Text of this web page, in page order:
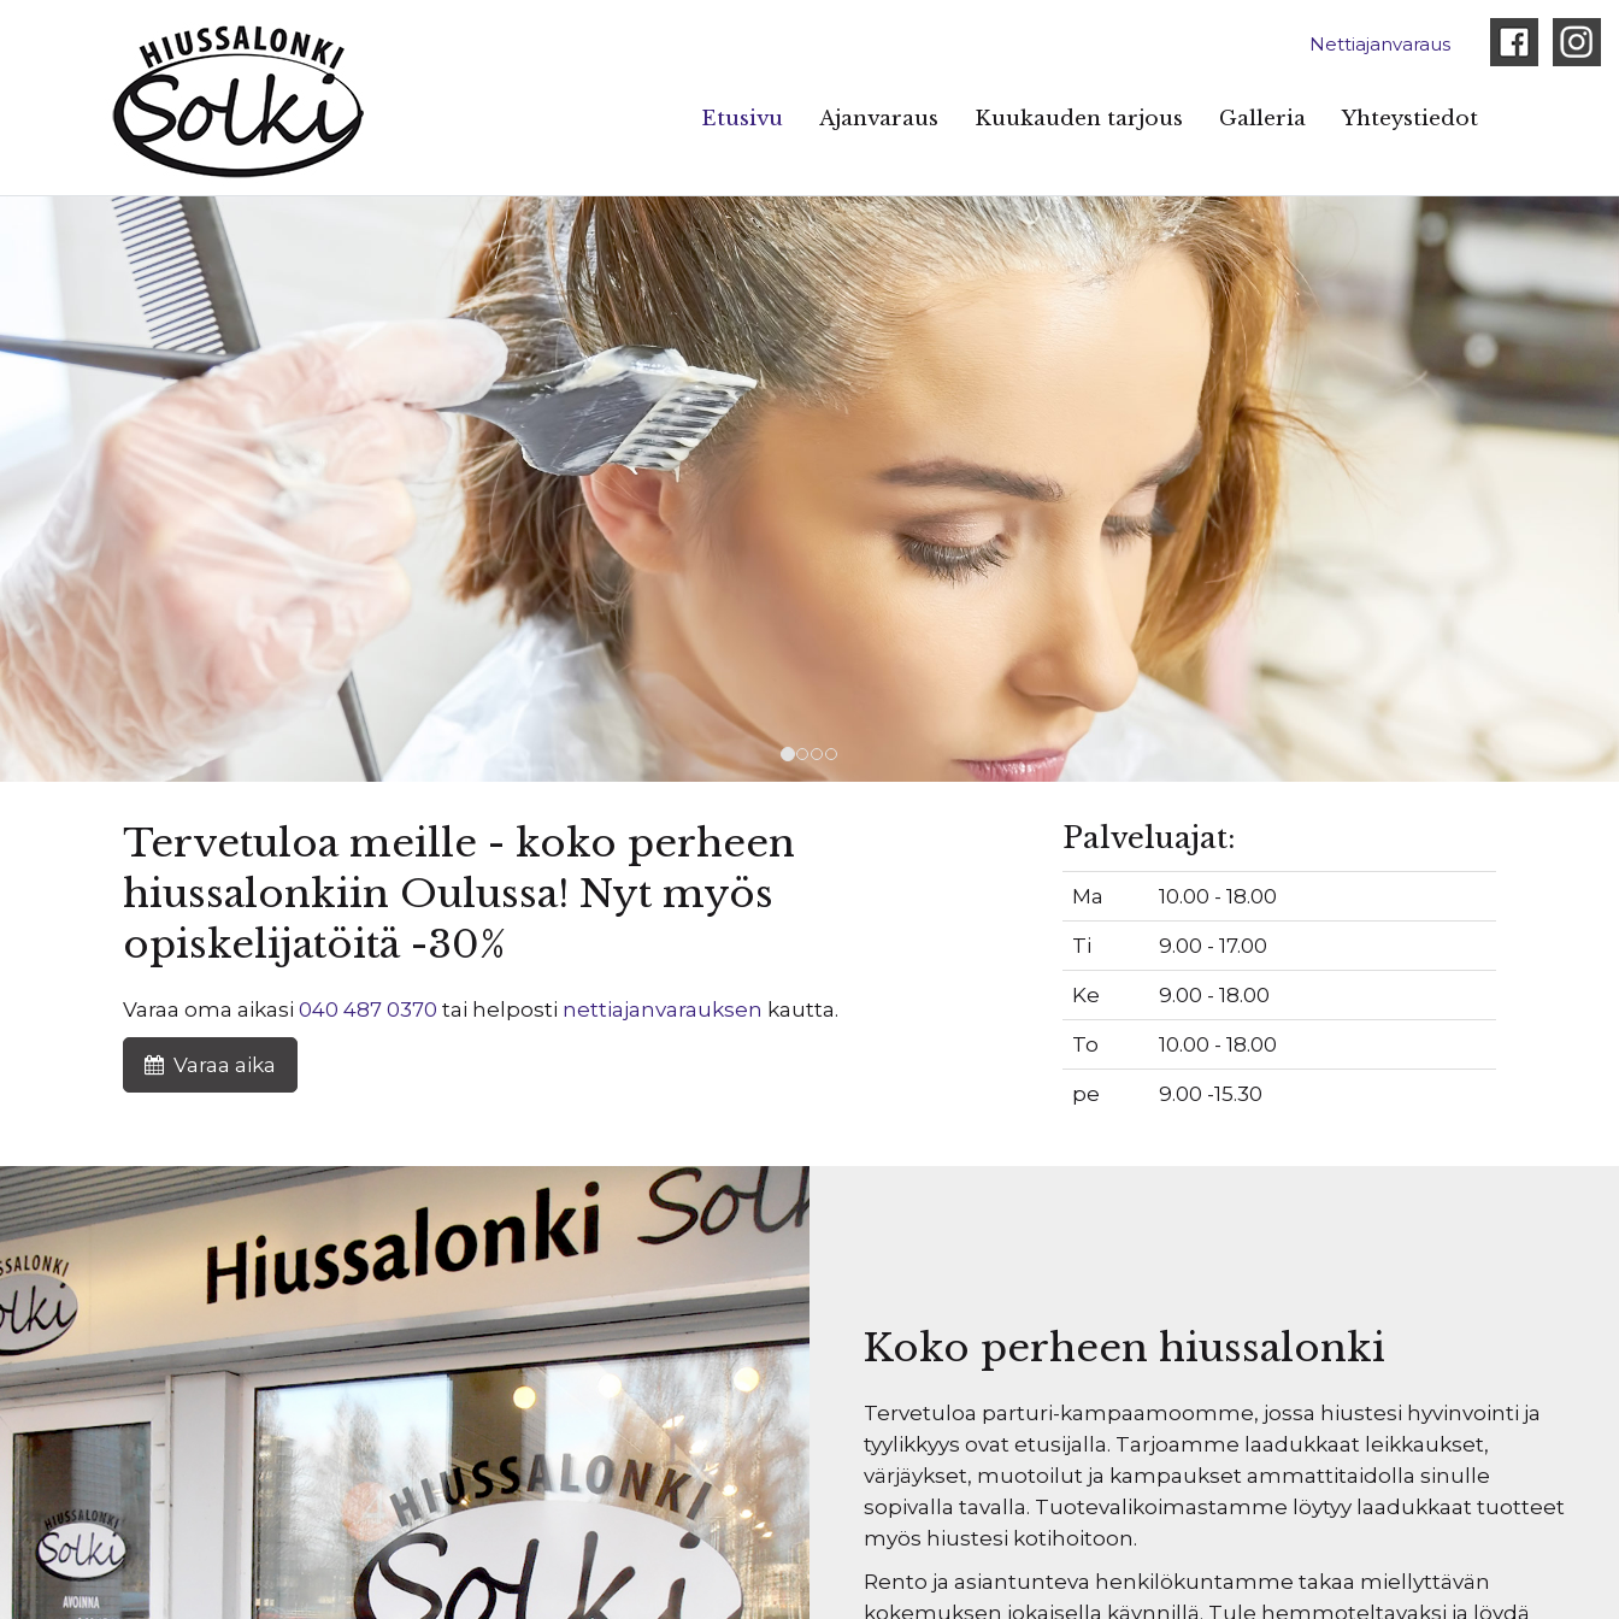
Nettiajanvaraus
Etusivu Ajanvaraus Kuukauden tarjous Galleria Yhteystiedot
Tervetuloa meille - koko perheen
hiussalonkiin Oulussa! Nyt myös
opiskelijatöitä -30%
Varaa oma aikasi 040 487 0370 tai helposti nettiajanvarauksen kautta.
Varaa aika
Palveluajat:
Ma 10.00 - 18.00
Ti 9.00 - 17.00
Ke 9.00 - 18.00
To 10.00 - 18.00
pe 9.00 -15.30
Koko perheen hiussalonki
Tervetuloa parturi-kampaamoomme, jossa hiustesi hyvinvointi ja
tyylikkyys ovat etusijalla. Tarjoamme laadukkaat leikkaukset,
värjäykset, muotoilut ja kampaukset ammattitaidolla sinulle
sopivalla tavalla. Tuotevalikoimastamme löytyy laadukkaat tuotteet
myös hiustesi kotihoitoon.
Rento ja asiantunteva henkilökuntamme takaa miellyttävän
kokemuksen jokaisella käynnillä. Tule hemmoteltavaksi ja löydä